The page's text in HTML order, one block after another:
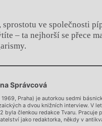
sprostotu ve společnosti
– ta nejhorší se přece
Chviličku.
Načítá se.
Správcová
Praha) je autorkou sedmi
a dvou knižních interview. V
byla členkou redakce Tvaru. Pracuje
jako redaktorka, někdy v